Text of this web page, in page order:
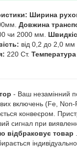
Ширина
Довжина
чи 2000 мм.
від 0,2 до 2,0 мм
220 Ст.
- Ваш незамінний
включень (Fe, Non-
конвеєром.
сигнал при
відбраковує товар